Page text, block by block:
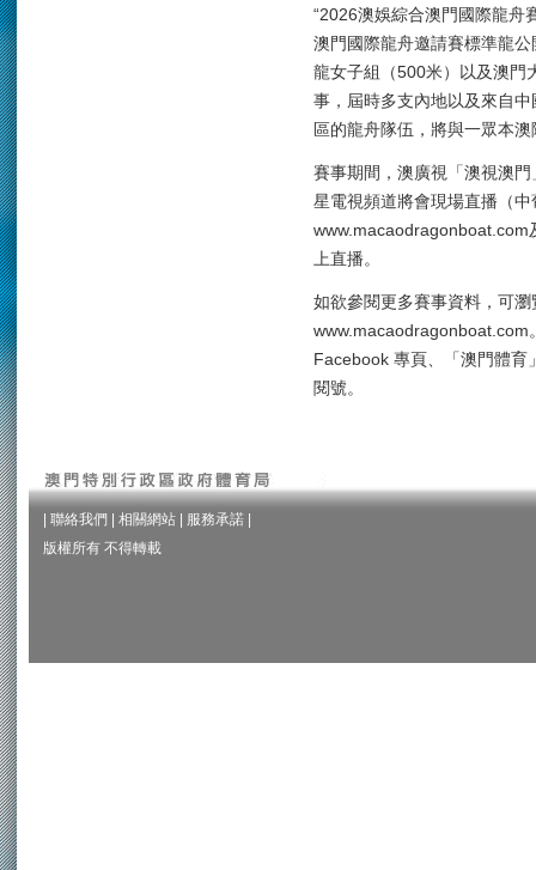
“2026澳娛綜合澳門國際龍舟
澳門國際龍舟邀請賽標準龍
龍女子組（500米）以及澳門
事，屆時多支內地以及來自
區的龍舟隊伍，將與一眾本
賽事期間，澳廣視「澳視澳
星電視頻道將會現場直播（
www.macaodragonboat.com
上直播。
如欲參閱更多賽事資料，可
www.macaodragonboat.com
Facebook 專頁、「澳門體育
閱號。
聯絡我們 相關網站 服務承諾
版權所有 不得轉載